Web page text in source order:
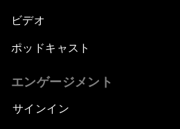
ビデオ
ポッドキャスト
エンゲージメント
サインイン